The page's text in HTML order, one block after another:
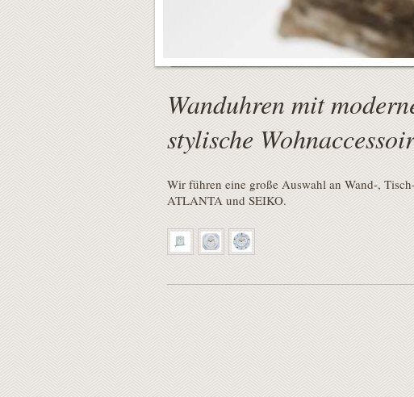
Wanduhren mit
stylische
Wir führen eine große Auswahl an Wand-,
ATLANTA und SEIKO.